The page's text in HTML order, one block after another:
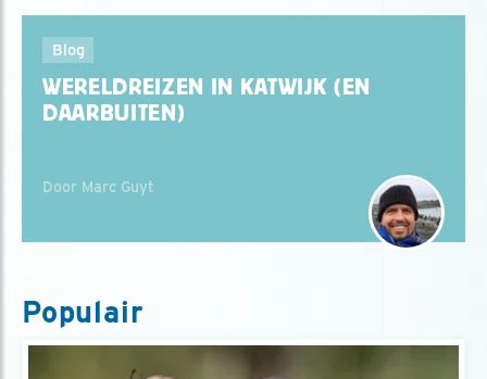
Blog
WERELDREIZEN IN KATWIJK (EN
DAARBUITEN)
Door Marc Guyt
Populair